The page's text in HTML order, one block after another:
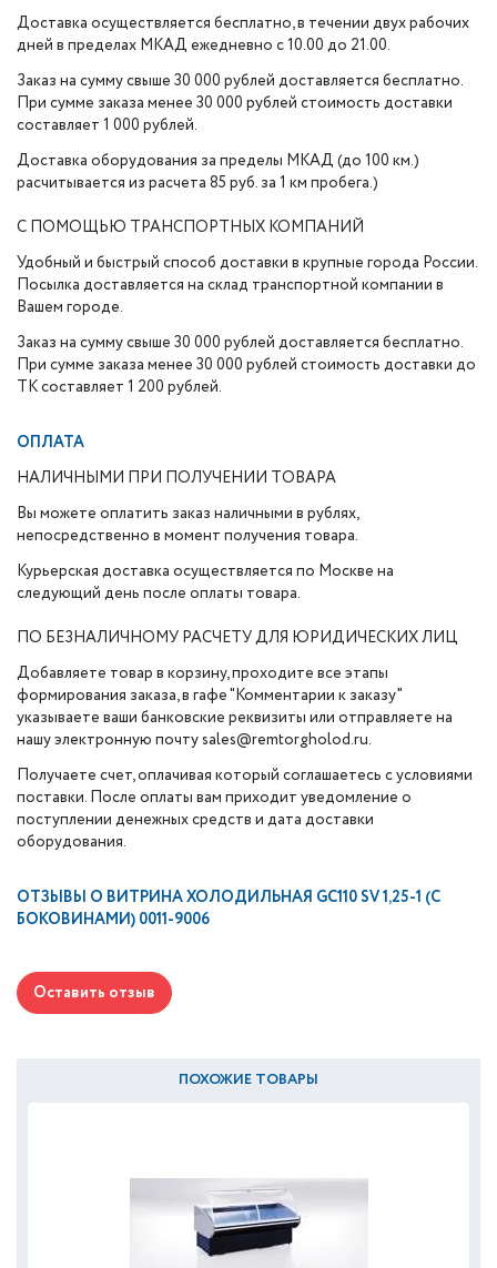
Доставка осуществляется бесплатно, в течении двух рабочих
дней в пределах МКАД ежедневно с 10.00 до 21.00.
Заказ на сумму свыше 30 000 рублей доставляется бесплатно.
При сумме заказа менее 30 000 рублей стоимость доставки
составляет 1 000 рублей.
Доставка оборудования за пределы МКАД (до 100 км.)
расчитывается из расчета 85 руб. за 1 км пробега.)
С ПОМОЩЬЮ ТРАНСПОРТНЫХ КОМПАНИЙ
Удобный и быстрый способ доставки в крупные города России.
Посылка доставляется на склад транспортной компании в
Вашем городе.
Заказ на сумму свыше 30 000 рублей доставляется бесплатно.
При сумме заказа менее 30 000 рублей стоимость доставки до
ТК составляет 1 200 рублей.
ОПЛАТА
НАЛИЧНЫМИ ПРИ ПОЛУЧЕНИИ ТОВАРА
Вы можете оплатить заказ наличными в рублях,
непосредственно в момент получения товара.
Курьерская доставка осуществляется по Москве на
следующий день после оплаты товара.
ПО БЕЗНАЛИЧНОМУ РАСЧЕТУ ДЛЯ ЮРИДИЧЕСКИХ ЛИЦ
Добавляете товар в корзину, проходите все этапы
формирования заказа, в гафе "Комментарии к заказу"
указываете ваши банковские реквизиты или отправляете на
нашу электронную почту sales@remtorgholod.ru.
Получаете счет, оплачивая который соглашаетесь с условиями
поставки. После оплаты вам приходит уведомление о
поступлении денежных средств и дата доставки
оборудования.
ОТЗЫВЫ О ВИТРИНА ХОЛОДИЛЬНАЯ GC110 SV 1,25-1 (С
БОКОВИНАМИ) 0011-9006
Оставить отзыв
ПОХОЖИЕ ТОВАРЫ